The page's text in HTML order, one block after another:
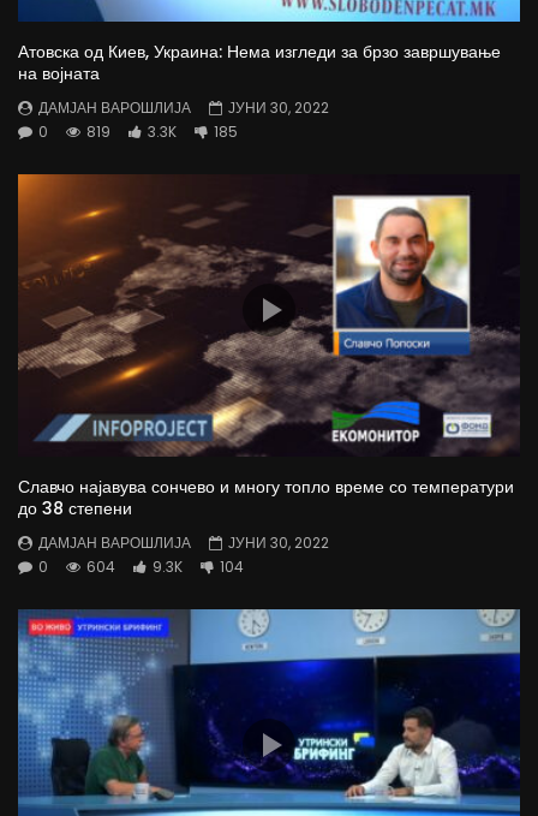
Атовска од Киев, Украина: Нема изгледи за брзо завршување
на војната
ДАМЈАН ВАРОШЛИЈА
ЈУНИ 30, 2022
0
819 3.3K 185
Славчо најавува сончево и многу топло време со температури
до 38 степени
ДАМЈАН ВАРОШЛИЈА
ЈУНИ 30, 2022
0
604 9.3K 104